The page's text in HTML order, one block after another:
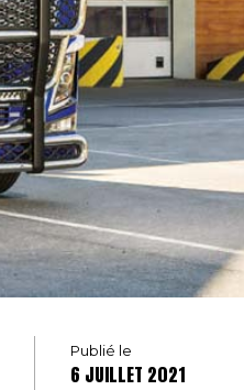
Publié le
6 JUILLET 2021